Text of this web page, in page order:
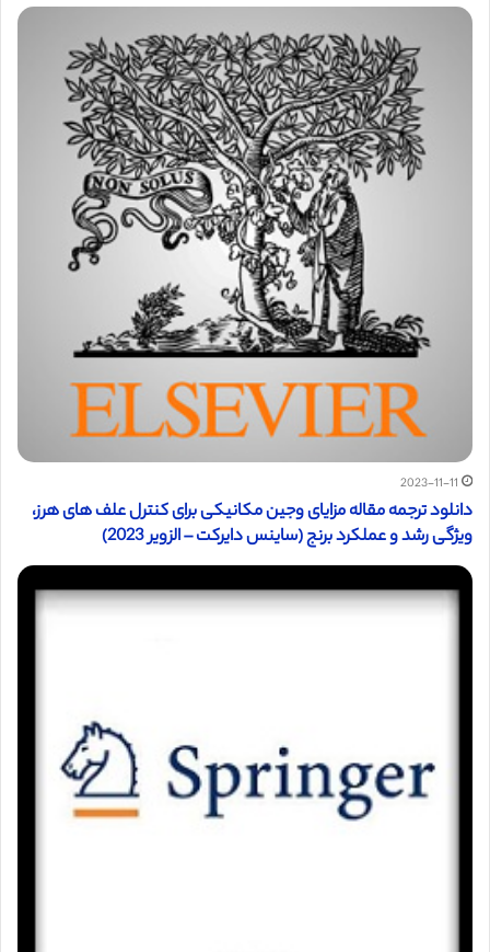
2023-11-11
دانلود ترجمه مقاله مزایای وجین مکانیکی برای کنترل علف های هرز،
ویژگی رشد و عملکرد برنج (ساینس دایرکت – الزویر 2023)